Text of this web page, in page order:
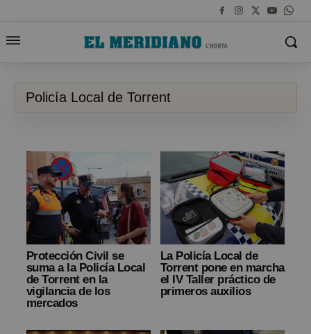
Policía Local de Torrent
Protección Civil se
suma a la Policía Local
de Torrent en la
vigilancia de los
mercados
La Policía Local de
Torrent pone en marcha
el IV Taller práctico de
primeros auxilios